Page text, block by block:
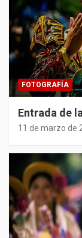
FOTOGRAFÍA
Entrada de
11 de marzo de